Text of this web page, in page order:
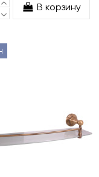
В корзину